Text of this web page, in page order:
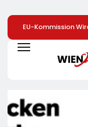
EU-Kommission
Zur „Zentrale Der
Tierindustrie“ /
Projektion In Brüssel
Die Nähe Der EU-